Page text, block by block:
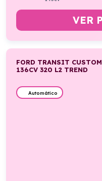
VER
FORD TRANSIT
136CV 320 L2 TREND
Automático